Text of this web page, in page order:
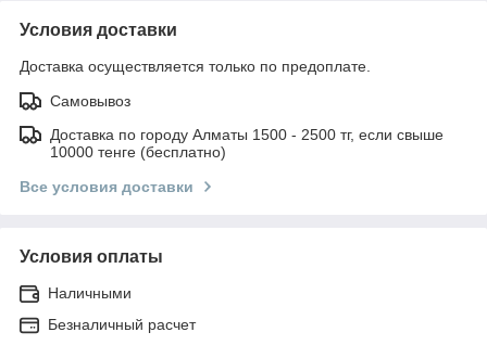
Условия доставки
Доставка осуществляется только по предоплате.
Самовывоз
Доставка по городу Алматы 1500 - 2500 тг, если свыше
10000 тенге (бесплатно)
Все условия доставки
Условия оплаты
Наличными
Безналичный расчет